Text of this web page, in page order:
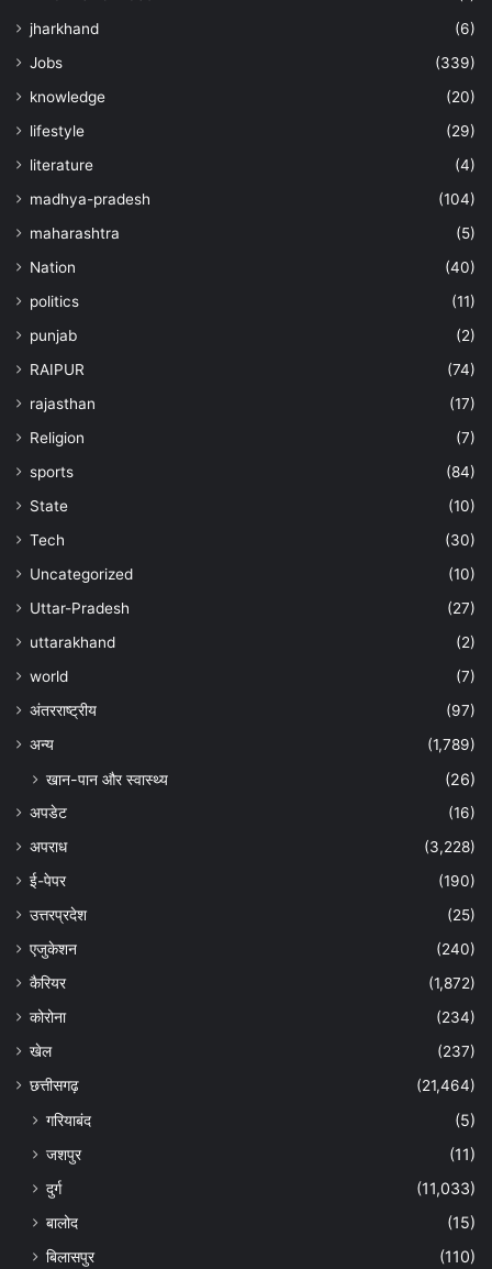
jharkhand
(6)
Jobs
(339)
knowledge
(20)
lifestyle
(29)
literature
(4)
madhya-pradesh
(104)
maharashtra
(5)
Nation
(40)
politics
(11)
punjab
(2)
RAIPUR
(74)
rajasthan
(17)
Religion
(7)
sports
(84)
State
(10)
Tech
(30)
Uncategorized
(10)
Uttar-Pradesh
(27)
uttarakhand
(2)
world
(7)
अंतरराष्ट्रीय
(97)
अन्‍य
(1,789)
खान-पान और स्वास्थ्य (26)
अपडेट
(16)
अपराध
(3,228)
ई-पेपर
(190)
उत्तरप्रदेश
(25)
एजुकेशन
(240)
कैरियर
(1,872)
कोरोना
(234)
खेल
(237)
छत्तीसगढ़
(21,464)
गरियाबंद
(5)
जशपुर
(11)
दुर्ग
(11,033)
बालोद
(15)
बिलासपुर
(110)